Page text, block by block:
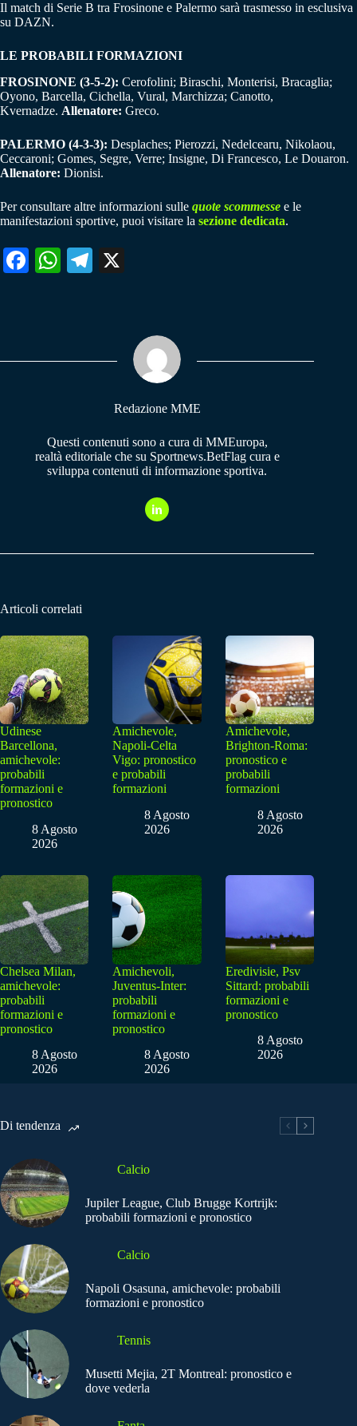
Il match di Serie B tra Frosinone e Palermo sarà trasmesso in esclusiva
su DAZN.
LE PROBABILI FORMAZIONI
FROSINONE (3-5-2): Cerofolini; Biraschi, Monterisi, Bracaglia;
Oyono, Barcella, Cichella, Vural, Marchizza; Canotto,
Kvernadze. Allenatore: Greco.
PALERMO (4-3-3): Desplaches; Pierozzi, Nedelcearu, Nikolaou,
Ceccaroni; Gomes, Segre, Verre; Insigne, Di Francesco, Le Douaron.
Allenatore: Dionisi.
Per consultare altre informazioni sulle quote scommesse e le
manifestazioni sportive, puoi visitare la sezione dedicata.
Fa W
pp
Te
m
Redazione MME
Questi contenuti sono a cura di MMEuropa,
realtà editoriale che su Sportnews.BetFlag cura e
sviluppa contenuti di informazione sportiva.
Articoli correlati
Udinese
Barcellona,
amichevole:
probabili
formazioni e
pronostico
8 Agosto
2026
Amichevole,
Napoli-Celta
Vigo: pronostico
e probabili
formazioni
8 Agosto
2026
Amichevole,
Brighton-Roma:
pronostico e
probabili
formazioni
8 Agosto
2026
Chelsea Milan,
amichevole:
probabili
formazioni e
pronostico
8 Agosto
2026
Amichevoli,
Juventus-Inter:
probabili
formazioni e
pronostico
8 Agosto
2026
Eredivisie, Psv
Sittard: probabili
formazioni e
pronostico
8 Agosto
2026
Di tendenza
Calcio
Jupiler League, Club Brugge Kortrijk:
probabili formazioni e pronostico
Calcio
Napoli Osasuna, amichevole: probabili
formazioni e pronostico
Tennis
Musetti Mejia, 2T Montreal: pronostico e
dove vederla